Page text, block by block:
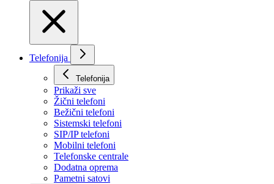
Telefonija
Telefonija
Prikaži svе
Žični telefoni
Bežični telefoni
Sistemski telefoni
SIP/IP telefoni
Mobilni telefoni
Telefonske centrale
Dodatna oprema
Pametni satovi